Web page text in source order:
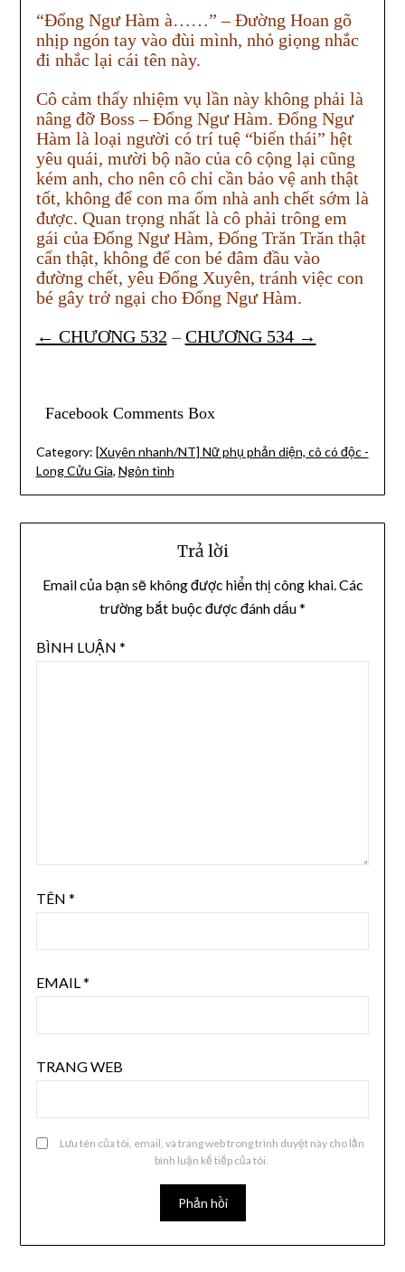
“Đổng Ngư Hàm à……” – Đường Hoan gõ
nhịp ngón tay vào đùi mình, nhỏ giọng nhắc
đi nhắc lại cái tên này.
Cô cảm thấy nhiệm vụ lần này không phải là
nâng đỡ Boss – Đổng Ngư Hàm. Đổng Ngư
Hàm là loại người có trí tuệ “biến thái” hệt
yêu quái, mười bộ não của cô cộng lại cũng
kém anh, cho nên cô chỉ cần bảo vệ anh thật
tốt, không để con ma ốm nhà anh chết sớm là
được. Quan trọng nhất là cô phải trông em
gái của Đổng Ngư Hàm, Đổng Trăn Trăn thật
cẩn thật, không để con bé đâm đầu vào
đường chết, yêu Đổng Xuyên, tránh việc con
bé gây trở ngại cho Đổng Ngư Hàm.
← CHƯƠNG 532 –CHƯƠNG 534 →
Facebook Comments Box
Category: [Xuyên nhanh/NT] Nữ phụ phản diện, cô có độc -
Long Cửu Gia, Ngôn tình
Trả lời
Email của bạn sẽ không được hiển thị công khai.Các
trường bắt buộc được đánh dấu*
BÌNH LUẬN *
TÊN *
EMAIL*
TRANG WEB
Lưu tên của tôi, email, và trang web trong trình duyệt này cho lần
bình luận kế tiếp của tôi.